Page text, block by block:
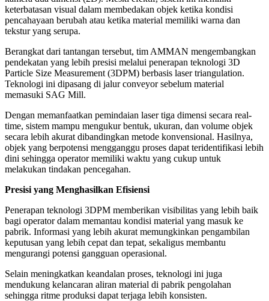
keterbatasan visual dalam membedakan objek ketika kondisi
pencahayaan berubah atau ketika material memiliki warna dan
tekstur yang serupa.
Berangkat dari tantangan tersebut, tim AMMAN mengembangkan
pendekatan yang lebih presisi melalui penerapan teknologi 3D
Particle Size Measurement (3DPM) berbasis laser triangulation.
Teknologi ini dipasang di jalur conveyor sebelum material
memasuki SAG Mill.
Dengan memanfaatkan pemindaian laser tiga dimensi secara real-
time, sistem mampu mengukur bentuk, ukuran, dan volume objek
secara lebih akurat dibandingkan metode konvensional. Hasilnya,
objek yang berpotensi mengganggu proses dapat teridentifikasi lebih
dini sehingga operator memiliki waktu yang cukup untuk
melakukan tindakan pencegahan.
Presisi yang Menghasilkan Efisiensi
Penerapan teknologi 3DPM memberikan visibilitas yang lebih baik
bagi operator dalam memantau kondisi material yang masuk ke
pabrik. Informasi yang lebih akurat memungkinkan pengambilan
keputusan yang lebih cepat dan tepat, sekaligus membantu
mengurangi potensi gangguan operasional.
Selain meningkatkan keandalan proses, teknologi ini juga
mendukung kelancaran aliran material di pabrik pengolahan
sehingga ritme produksi dapat terjaga lebih konsisten.